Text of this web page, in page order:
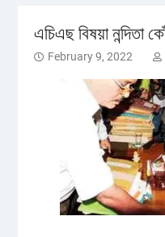
এচিএছ বিষয়া নন্দিতা
February 9, 2022